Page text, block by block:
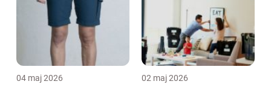
04 maj 2026 02 maj 2026